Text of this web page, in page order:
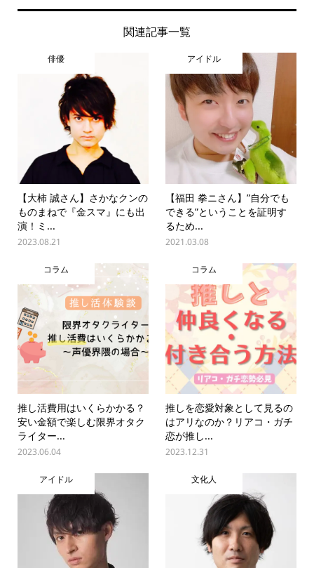
関連記事一覧
俳優
【大柿 誠さん】さかなクンの
ものまねで『金スマ』にも出
演！ミ...
2023.08.21
アイドル
【福田 拳ニさん】”自分でも
できる”ということを証明す
るため...
2021.03.08
コラム
推し活費用はいくらかかる？
安い金額で楽しむ限界オタク
ライター...
2023.06.04
コラム
推しを恋愛対象として見るの
はアリなのか？リアコ・ガチ
恋が推し...
2023.12.31
アイドル 文化人